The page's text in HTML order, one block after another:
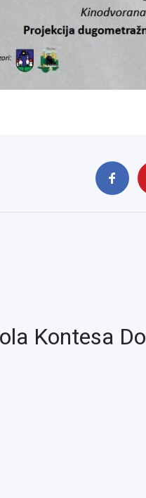
Kontesa